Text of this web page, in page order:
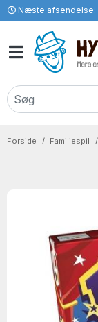
Næste afsendelse:
Forside Familiespil